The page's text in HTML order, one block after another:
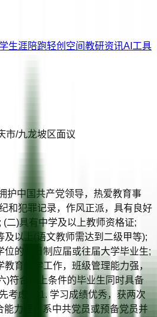
生涯陪跑轻创空间教研资讯AI工具
市/九龙坡区面议
护中国共产党领导，热爱教育事
和犯罪记录，作风正派，具有良好
二)具有中学及以上教师资格证;
及以上(语文教师需达到二级甲等);
位的全日制应届或往届大学毕业生;
育教学工作，班级管理能力强，
)符合以上条件的毕业生同时具备
考虑： 1. 学习成绩优秀，获两次
能力强，系中共党员或预备党员并